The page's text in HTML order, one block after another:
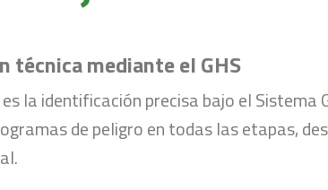
técnica mediante el GHS
la identificación precisa bajo el Sistema
de peligro en todas las etapas,